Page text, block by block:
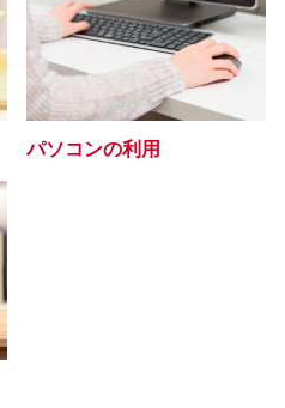
パソコンの利用